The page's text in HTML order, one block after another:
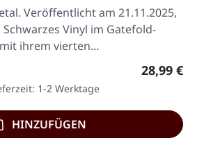
Veröffentlicht am 21.11.2025,
Vinyl im Gatefold-
ihrem vierten…
Regulärer
28,99 €
1-2 Werktage
HINZUFÜGEN